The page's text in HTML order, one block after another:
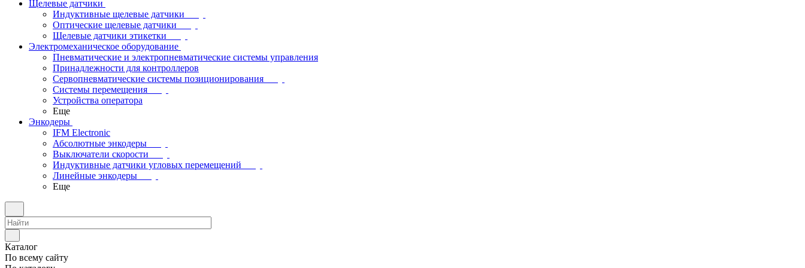
Щелевые датчики
Индуктивные щелевые датчики
Оптические щелевые датчики
Щелевые датчики этикетки
Электромеханическое оборудование
Пневматические и электропневматические системы управления
Принадлежности для контроллеров
Сервопневматические системы позиционирования
Системы перемещения
Устройства оператора
Еще
Энкодеры
IFM Electronic
Абсолютные энкодеры
Выключатели скорости
Индуктивные датчики угловых перемещений
Линейные энкодеры
Еще
Каталог
По всему сайту